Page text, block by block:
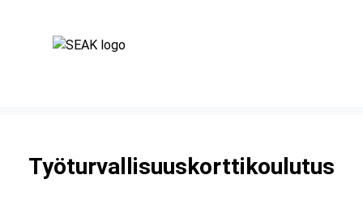
Työturvallisuuskorttikoulutus